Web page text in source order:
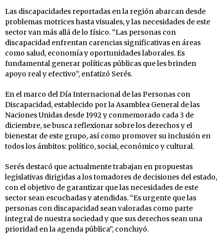
Las discapacidades reportadas en la región abarcan desde
problemas motrices hasta visuales, y las necesidades de este
sector van más allá de lo físico. “Las personas con
discapacidad enfrentan carencias significativas en áreas
como salud, economía y oportunidades laborales. Es
fundamental generar políticas públicas que les brinden
apoyo real y efectivo”, enfatizó Serés.
En el marco del Día Internacional de las Personas con
Discapacidad, establecido por la Asamblea General de las
Naciones Unidas desde 1992 y conmemorado cada 3 de
diciembre, se busca reflexionar sobre los derechos y el
bienestar de este grupo, así como promover su inclusión en
todos los ámbitos: político, social, económico y cultural.
Serés destacó que actualmente trabajan en propuestas
legislativas dirigidas a los tomadores de decisiones del estado,
con el objetivo de garantizar que las necesidades de este
sector sean escuchadas y atendidas. “Es urgente que las
personas con discapacidad sean valoradas como parte
integral de nuestra sociedad y que sus derechos sean una
prioridad en la agenda pública”, concluyó.